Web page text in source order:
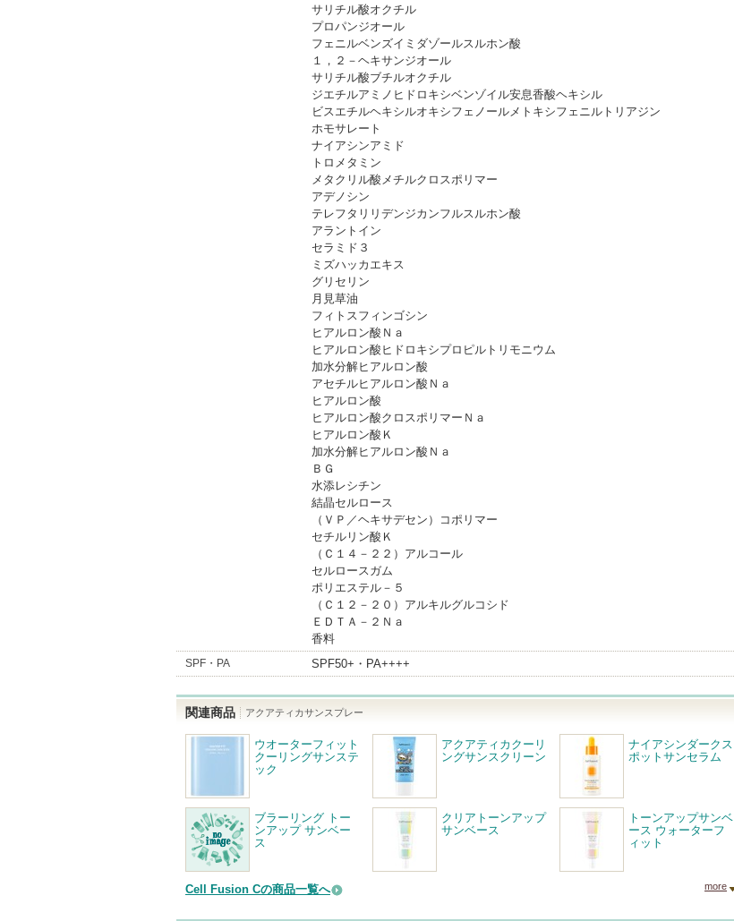
サリチル酸オクチル
プロパンジオール
フェニルベンズイミダゾールスルホン酸
１，２－ヘキサンジオール
サリチル酸ブチルオクチル
ジエチルアミノヒドロキシベンゾイル安息香酸ヘキシル
ビスエチルヘキシルオキシフェノールメトキシフェニルトリアジン
ホモサレート
ナイアシンアミド
トロメタミン
メタクリル酸メチルクロスポリマー
アデノシン
テレフタリリデンジカンフルスルホン酸
アラントイン
セラミド３
ミズハッカエキス
グリセリン
月見草油
フィトスフィンゴシン
ヒアルロン酸Ｎａ
ヒアルロン酸ヒドロキシプロピルトリモニウム
加水分解ヒアルロン酸
アセチルヒアルロン酸Ｎａ
ヒアルロン酸
ヒアルロン酸クロスポリマーＮａ
ヒアルロン酸Ｋ
加水分解ヒアルロン酸Ｎａ
ＢＧ
水添レシチン
結晶セルロース
（ＶＰ／ヘキサデセン）コポリマー
セチルリン酸Ｋ
（Ｃ１４－２２）アルコール
セルロースガム
ポリエステル－５
（Ｃ１２－２０）アルキルグルコシド
ＥＤＴＡ－２Ｎａ
香料
SPF・PA SPF50+・PA++++
関連商品 アクアティカサンスプレー
ウオーターフィット
クーリングサンステ
ック
アクアティカクーリ
ングサンスクリーン
ナイアシンダークス
ポットサンセラム
ブラーリング トー
ンアップ サンベー
ス
クリアトーンアップ
サンベース
トーンアップサンベ
ース ウォーターフ
ィット
Cell Fusion Cの商品一覧へ more